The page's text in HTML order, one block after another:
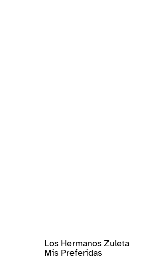
Los Hermanos Zuleta
Mis Preferidas